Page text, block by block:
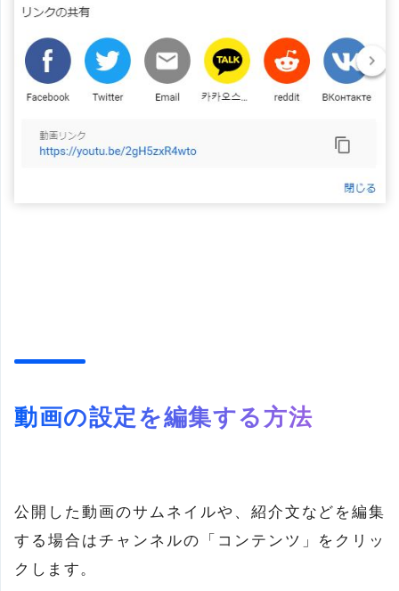
動画の設定を編集する方法
公開した動画のサムネイルや、紹介文などを編集
する場合はチャンネルの「コンテンツ」をクリッ
クします。